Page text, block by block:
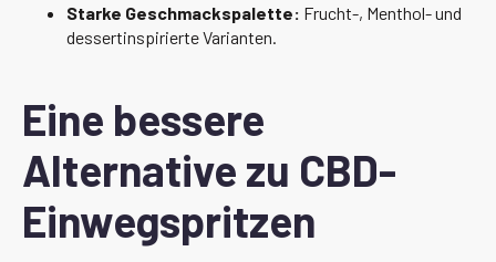
Starke Geschmackspalette: Frucht-, Menthol- und
dessertinspirierte Varianten.
Eine bessere
Alternative zu CBD-
Einwegspritzen